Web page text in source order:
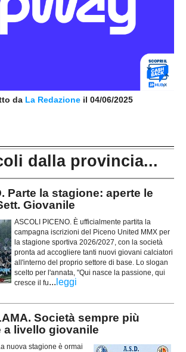
da La Redazione il 04/06/2025
dalla provincia...
Parte la stagione: aperte le
Giovanile
ASCOLI PICENO. È ufficialmente partita la
campagna iscrizioni del Piceno United MMX per
la stagione sportiva 2026/2027, con la società
pronta ad accogliere tanti nuovi giovani calciatori
all'interno del proprio settore di base. Lo slogan
scelto per l'annata, "Qui nasce la passione, qui
cresce il fu... leggi
Società sempre più
a livello giovanile
nuova stagione è ormai